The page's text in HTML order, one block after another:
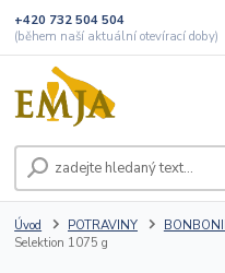
+420 732 504 504
(během naší aktuální otevírací doby)
Úvod POTRAVINY
Selektion 1075 g